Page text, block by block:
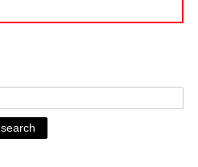
search